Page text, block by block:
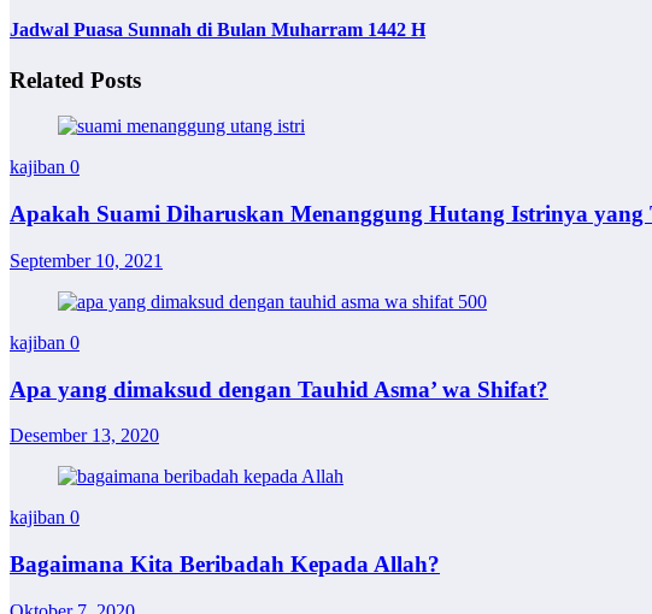
Jadwal Puasa Sunnah di Bulan Muharram 1442 H
Related Posts
kajiban 0
Apakah Suami Diharuskan Menanggung Hutang Istrinya yang
September 10, 2021
kajiban 0
Apa yang dimaksud dengan Tauhid Asma’ wa Shifat?
Desember 13, 2020
kajiban 0
Bagaimana Kita Beribadah Kepada Allah?